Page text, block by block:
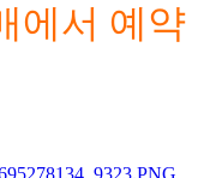
에서 예약